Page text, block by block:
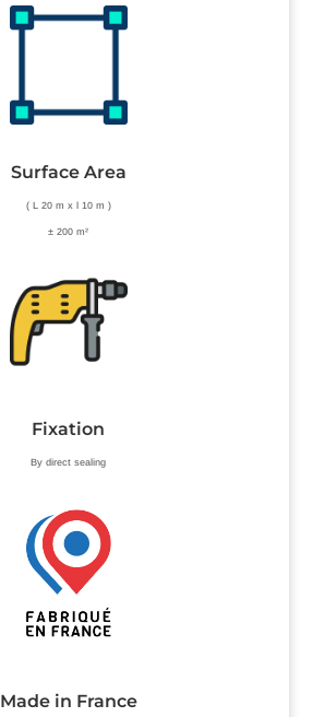
Surface Area
( L 20 m x l 10 m )
± 200 m²
Fixation
By direct sealing
Made in France